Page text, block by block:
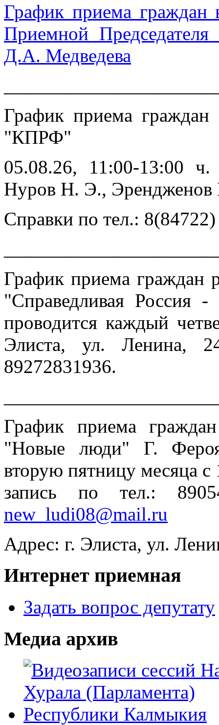
График приема граждан
Приемной
Д.А. Медведева
График приема
"КПРФ"
05.08.26, 11:00-13:00
Нуров Н. Э.,
Справки по тел.:
График приема граждан
"Справедливая Россия
проводится каждый
Элиста, ул. Ленина,
89272831936.
График приема
"Новые люди" Г.
вторую пятницу месяца
запись по тел.:
new_ludi08@mail.ru
Адрес: г. Элиста, ул.
Интернет приемная
Задать вопрос депутату
Медиа архив